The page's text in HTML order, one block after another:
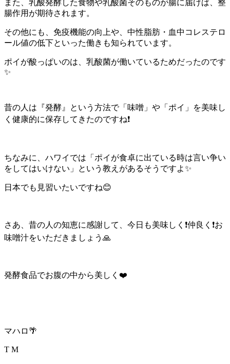
また、乳酸発酵した食物や乳酸菌そのものが腸に届けば、整
腸作用が期待されます。
その他にも、免疫機能の向上や、中性脂肪・血中コレステロ
ール値の低下といった働きも知られています。
ポイが酸っぱいのは、乳酸菌が働いているためだったのです
✨
昔の人は『発酵』という方法で「味噌」や「ポイ」を美味し
く健康的に保存してきたのですね❗️
ちなみに、ハワイでは「ポイが食卓に出ている時は言い争い
をしてはいけない」という教えがあるそうですよ✨
日本でも見習いたいですね😊
さあ、昔の人の知恵に感謝して、今日も美味しく ❗️仲良く ❗️お
味噌汁をいただきましょう 🙏
発酵食品でお腹の中から美しく ❤️
マハロ 🌴
T M